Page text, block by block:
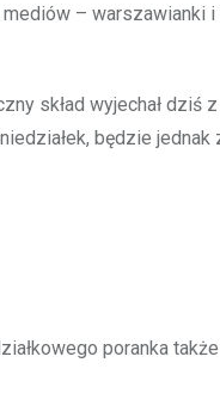
– warszawianki
skład wyjechał
będzie
poranka